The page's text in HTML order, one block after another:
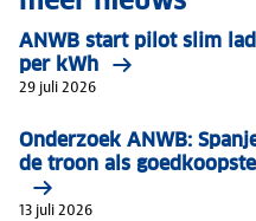
ANWB start pilot slim
per kWh
29 juli 2026
Onderzoek ANWB:
de troon als
13 juli 2026